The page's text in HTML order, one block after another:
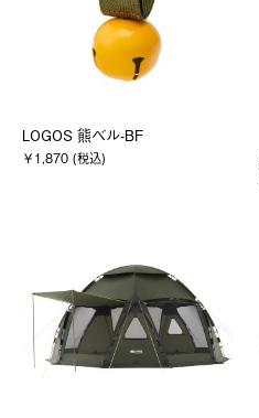
LOGOS 熊ベル-BF
￥1,870 (税込)